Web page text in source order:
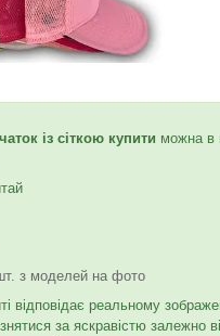
із сіткою купити можна в
з моделей на фото
відповідає реальному
за яскравістю залежно